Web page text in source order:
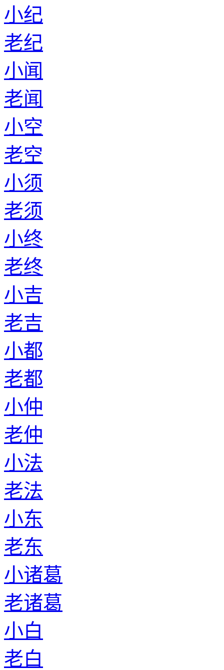
小纪
老纪
小闻
老闻
小空
老空
小须
老须
小终
老终
小吉
老吉
小都
老都
小仲
老仲
小法
老法
小东
老东
小诸葛
老诸葛
小白
老白